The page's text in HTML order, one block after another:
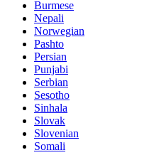
Burmese
Nepali
Norwegian
Pashto
Persian
Punjabi
Serbian
Sesotho
Sinhala
Slovak
Slovenian
Somali